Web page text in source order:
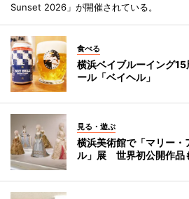
Sunset 2026」が開催されている。
食べる
横浜ベイブルーイング
ール「ベイヘル」
見る・遊ぶ
横浜美術館で「マリー・
ル」展 世界初公開作品